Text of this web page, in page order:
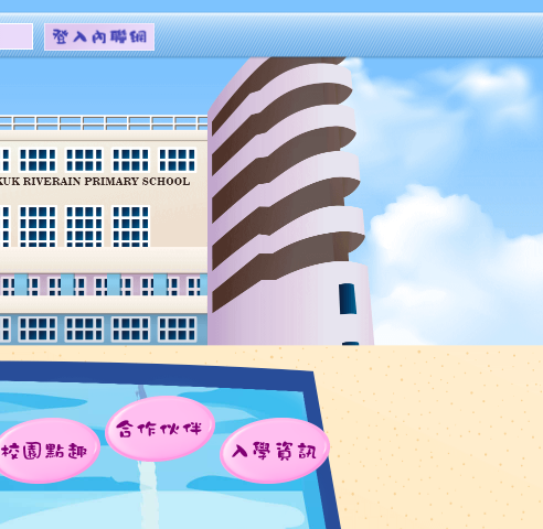
登
密
碼
校園點趣
合作伙伴
入學資訊